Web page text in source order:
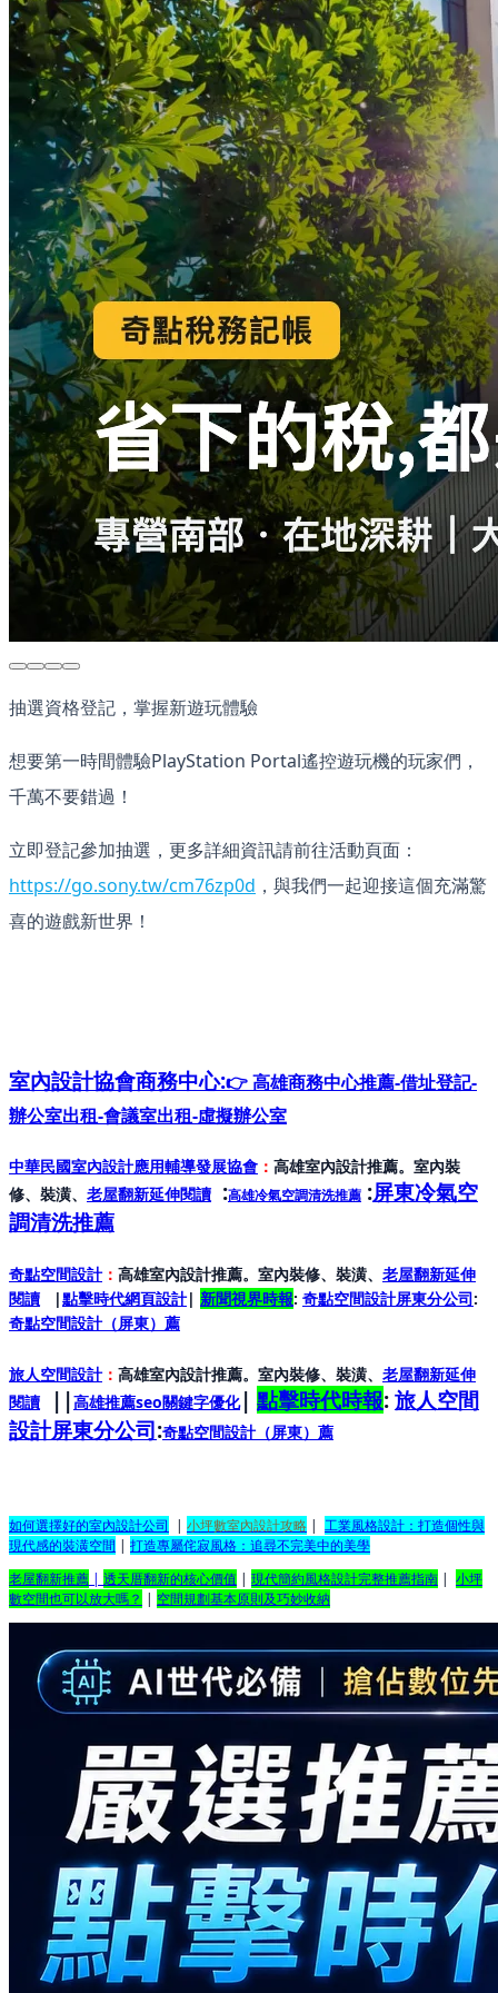
抽選資格登記，掌握新遊玩體驗
想要第一時間體驗PlayStation Portal遙控遊玩機的玩家們，
千萬不要錯過！
立即登記參加抽選，更多詳細資訊請前往活動頁面：
https://go.sony.tw/cm76zp0d ，與我們一起迎接這個充滿驚
喜的遊戲新世界！
室內設計協會商務中心:👉 高雄商務中心推薦-借址登記-
辦公室出租-會議室出租-虛擬辦公室
中華民國室內設計應用輔導發展協會 ： 高雄室內設計推薦。室內裝
修、裝潢、 老屋翻新延伸閱讀 :高雄冷氣空調清洗推薦 :屏東冷氣空
調清洗推薦
奇點空間設計： 高雄室內設計推薦。室內裝修、裝潢、 老屋翻新延伸
閱讀 |點擊時代網頁設計| 新聞視界時報: 奇點空間設計屏東分公司:
奇點空間設計（屏東） 薦
旅人空間設計： 高雄室內設計推薦。室內裝修、裝潢、 老屋翻新延伸
閱讀
||高雄推薦seo關鍵字優化| 點擊時代時報: 旅人空間
設計屏東分公司:奇點空間設計（屏東） 薦
如何選擇好的室內設計公司 | 小坪數室內設計攻略 | 工業風格設計：打造個性與
現代感的裝潢空間 | 打造專屬侘寂風格：追尋不完美中的美學
老屋翻新推薦 | 透天厝翻新的核心價值 | 現代簡約風格設計完整推薦指南 | 小坪
數空間也可以放大嗎？ | 空間規劃基本原則及巧妙收納